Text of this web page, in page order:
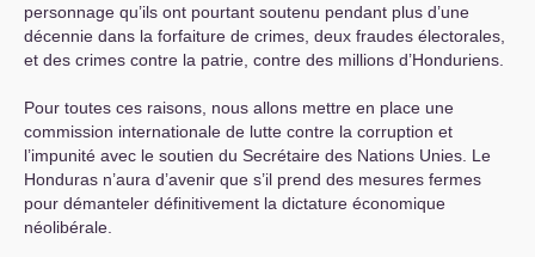
personnage qu’ils ont pourtant soutenu pendant plus d’une
décennie dans la forfaiture de crimes, deux fraudes électorales,
et des crimes contre la patrie, contre des millions d’Honduriens.
Pour toutes ces raisons, nous allons mettre en place une
commission internationale de lutte contre la corruption et
l’impunité avec le soutien du Secrétaire des Nations Unies. Le
Honduras n’aura d’avenir que s’il prend des mesures fermes
pour démanteler définitivement la dictature économique
néolibérale.